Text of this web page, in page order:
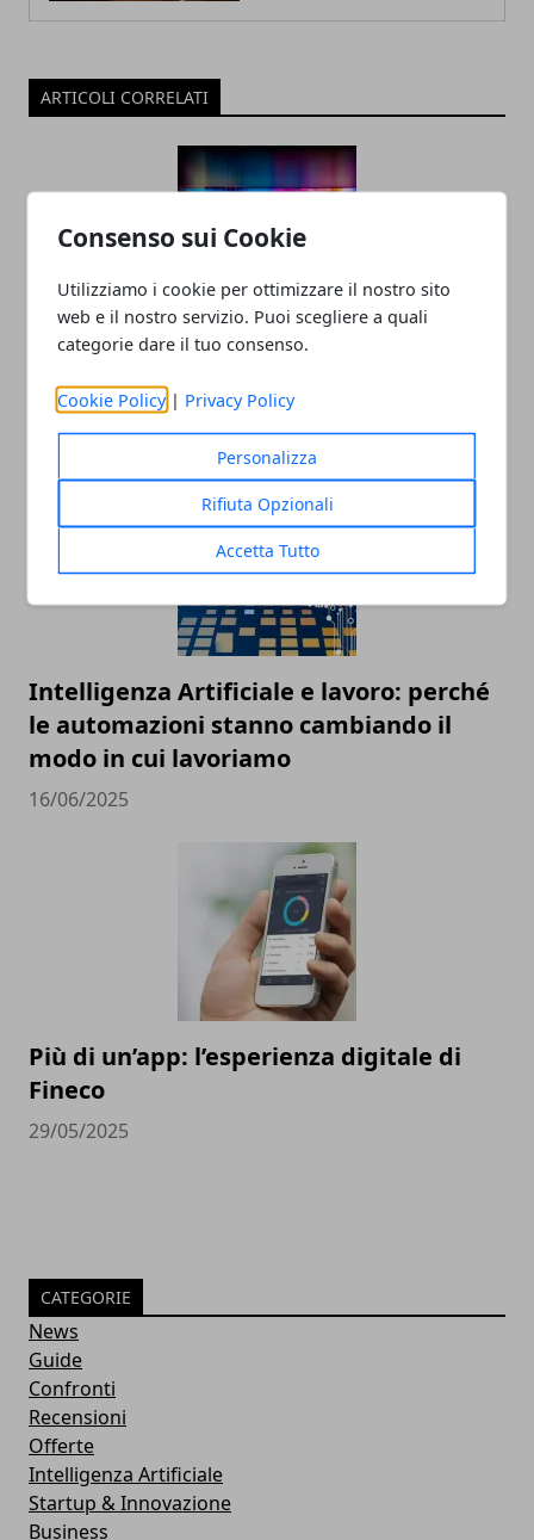
Consenso sui Cookie
Utilizziamo i cookie per ottimizzare il nostro sito
web e il nostro servizio. Puoi scegliere a quali
categorie dare il tuo consenso.
Cookie Policy | Privacy Policy
Personalizza
Rifiuta Opzionali
Accetta Tutto
ARTICOLI CORRELATI
Tecnologia e innovazione sociale: un
rapporto in crescita
18/07/2025
Intelligenza Artificiale e lavoro: perché
le automazioni stanno cambiando il
modo in cui lavoriamo
16/06/2025
Più di un’app: l’esperienza digitale di
Fineco
29/05/2025
CATEGORIE
News
Guide
Confronti
Recensioni
Offerte
Intelligenza Artificiale
Startup & Innovazione
Business